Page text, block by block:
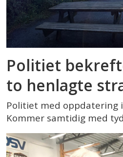
Politiet
to henlagte
Politiet med oppdatering
Kommer samtidig med